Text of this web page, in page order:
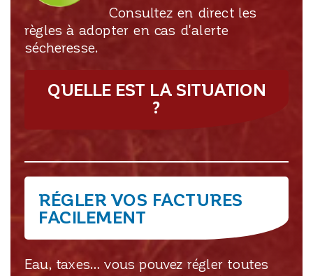
Consultez en direct les
règles à adopter en cas d'alerte
sécheresse.
QUELLE EST LA SITUATION
?
RÉGLER VOS FACTURES
FACILEMENT
Eau, taxes… vous pouvez régler toutes